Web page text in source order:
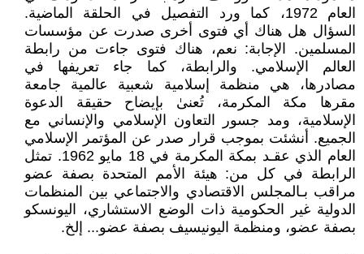
العام 1972، كما ورد التفصيل في الحلقة الماضية.
السؤال هل هناك أي فتوى أخرى صدرت عن مؤسسات
المسلمين. الإجابة: نعم، هناك فتوى جاءت من رابطة
العالم الإسلامي. والرابطة، كما جاء تعريفها في
مصادرها، هي منظمة إسلامية شعبية عالمية جامعة
مقرها مكة المكرمة، تُعنىٰ بإيضاح حقيقة الدعوة
الإسلامية، ومد جسور التعاون الإسلامي والإنساني مع
الجميع. أنشئت بموجب قرار صدر عن المؤتمر الإسلامي
العام الذي عقـد بمكة المكرمة في 18 مايو 1962. تمثل
الرابطة في كل من: هيئة الأمم المتحدة بصفة عضو
مراقب بـالمجلس الاقتصادي والاجتماعي بين المنظمات
الدولية غير الحكومية ذات الوضع الاستشاري، اليونسكو
بصفة عضو، ومنظمة اليونيسيف بصفة عضو... إلخ.